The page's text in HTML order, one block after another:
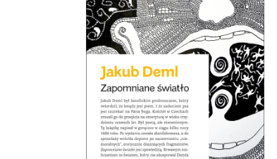
Po co dziś czytać Demla?
Choćby po to, aby się przekonać,
że wszystkie źle społecznie
widziane cechy, takie jak
nieustępliwość, wybujały
egotyzm, kłótliwość, czy
przekonanie o własnej
nieomylności mogą być
podłożem wybitnej literatury.